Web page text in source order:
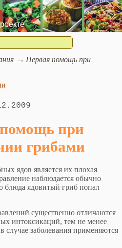
Первая помощь при
грибами
ядов является их плохая
наблюдается обычно
блюда ядовитый гриб попал
существенно отличаются
интоксикаций, тем не менее
заболевания применяются